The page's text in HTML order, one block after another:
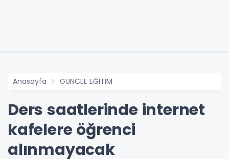
Anasayfa GÜNCEL EĞİTİM
Ders saatlerinde internet
kafelere öğrenci
alınmayacak